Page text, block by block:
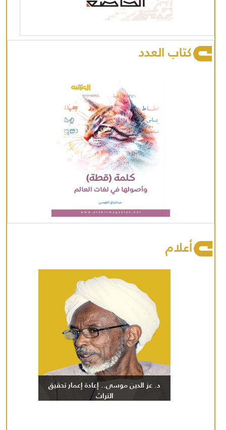
كتاب العدد
أعلام
د. عز الدين موسى.. إعادة إعمار تحقيق
التراث